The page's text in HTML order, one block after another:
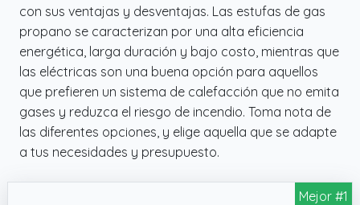
con sus ventajas y desventajas. Las estufas de gas
propano se caracterizan por una alta eficiencia
energética, larga duración y bajo costo, mientras que
las eléctricas son una buena opción para aquellos
que prefieren un sistema de calefacción que no emita
gases y reduzca el riesgo de incendio. Toma nota de
las diferentes opciones, y elige aquella que se adapte
a tus necesidades y presupuesto.
Mejor #1